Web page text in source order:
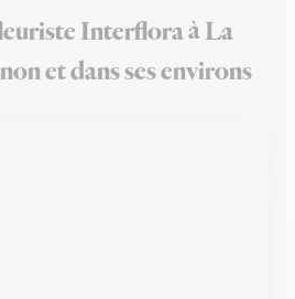
Interflora à La
et dans ses environs